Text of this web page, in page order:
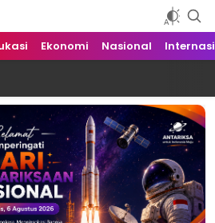
Ekonomi Nasional